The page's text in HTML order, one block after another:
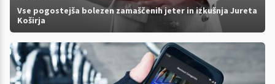
Vse pogostejša bolezen zamaščenih jeter in izkušnja Jureta
Koširja